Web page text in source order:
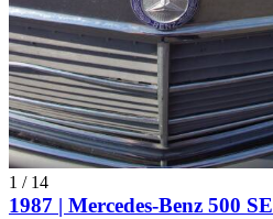
1 / 14
1987 | Mercedes-Benz 500 SE